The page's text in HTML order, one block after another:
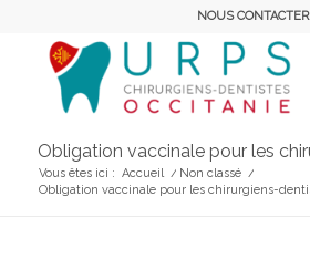
NOUS CONTACTER
Obligation vaccinale pour les
Vous êtes ici : Accueil / Non classé /
Obligation vaccinale pour les chirurgiens-